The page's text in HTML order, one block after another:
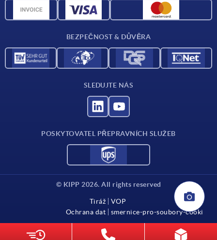
CAD data
BEZPEČNOST & DŮVĚRA
SLEDUJTE NÁS
POSKYTOVATEL PŘEPRAVNÍCH SLUŽEB
© KIPP 2026. All rights reserved
Tiráž
VOP
Ochrana dat
smernice-pro-soubory-cooki